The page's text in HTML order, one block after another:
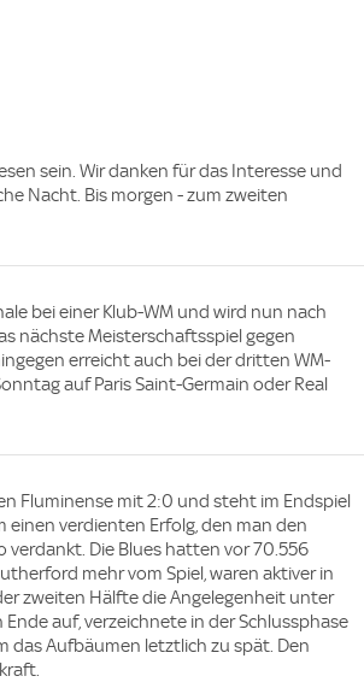
sein. Wir danken für das Interesse und
Nacht. Bis morgen - zum zweiten
bei einer Klub-WM und wird nun nach
nächste Meisterschaftsspiel gegen
erreicht auch bei der dritten WM-
auf Paris Saint-Germain oder Real
Fluminense mit 2:0 und steht im Endspiel
einen verdienten Erfolg, den man den
verdankt. Die Blues hatten vor 70.556
mehr vom Spiel, waren aktiver in
zweiten Hälfte die Angelegenheit unter
auf, verzeichnete in der Schlussphase
das Aufbäumen letztlich zu spät. Den